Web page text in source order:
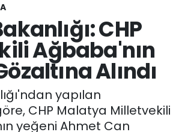
CHP
Ağbaba'nın
Alındı
yapılan
CHP Malatya Milletvekili
yeğeni Ahmet Can
Durumu ve Fikstür
Haberleri